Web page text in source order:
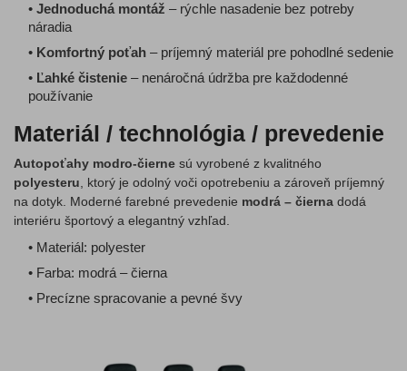
• Jednoduchá montáž – rýchle nasadenie bez potreby
náradia
• Komfortný poťah – príjemný materiál pre pohodlné sedenie
• Ľahké čistenie – nenáročná údržba pre každodenné
používanie
Materiál / technológia / prevedenie
Autopoťahy modro-čierne sú vyrobené z kvalitného
polyesteru , ktorý je odolný voči opotrebeniu a zároveň príjemný
na dotyk. Moderné farebné prevedenie modrá – čierna dodá
interiéru športový a elegantný vzhľad.
• Materiál: polyester
• Farba: modrá – čierna
• Precízne spracovanie a pevné švy